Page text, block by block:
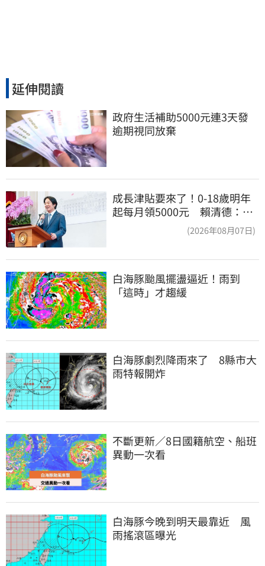
延伸閱讀
政府生活補助5000元連3天發
逾期視同放棄
成長津貼要來了！0-18歲明年
起每月領5000元 賴清德：此
(2026年08月07日)
白海豚颱風擺盪逼近！雨到
「這時」才趨緩
白海豚劇烈降雨來了　8縣市大
雨特報開炸
不斷更新／8日國籍航空、船班
異動一次看
白海豚今晚到明天最靠近　風
雨搖滾區曝光